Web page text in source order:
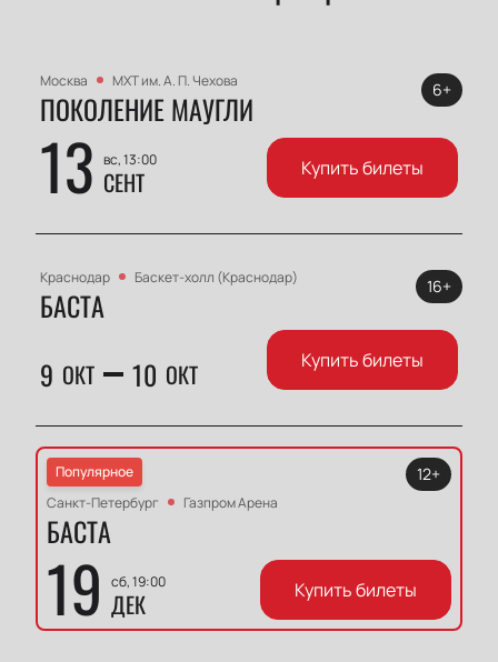
Москва МХТ им. А. П. Чехова
ПОКОЛЕНИЕ МАУГЛИ
13 вс, 13:00
СЕНТ
6+
Купить билеты
Краснодар Баскет-холл (Краснодар)
БАСТА
9 ОКТ 10 ОКТ
16+
Купить билеты
Популярное
Санкт-Петербург
Газпром Арена
БАСТА
19 сб, 19:00
ДЕК
12+
Купить билеты